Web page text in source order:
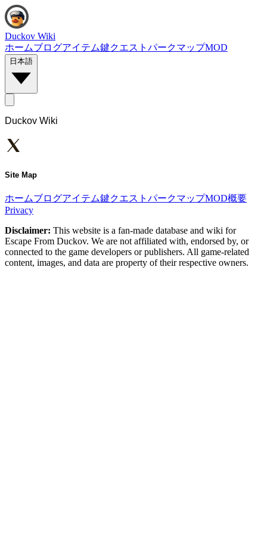
Duckov Wiki
ホームブログアイテム鍵クエスト パークマップMOD
日本語
Duckov Wiki
Site Map
ホームブログアイテム鍵クエスト パークマップMOD概要
Privacy
Disclaimer: This website is a fan-made database and wiki for
Escape From Duckov. We are not affiliated with, endorsed by, or
connected to the game developers or publishers. All game-related
content, images, and data are property of their respective owners.